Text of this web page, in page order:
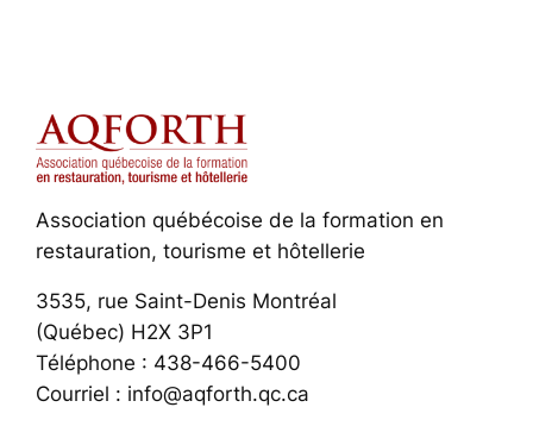
Association québécoise de la formation en
restauration, tourisme et hôtellerie
3535, rue Saint-Denis Montréal
(Québec) H2X 3P1
Téléphone : 438-466-5400
Courriel : info@aqforth.qc.ca